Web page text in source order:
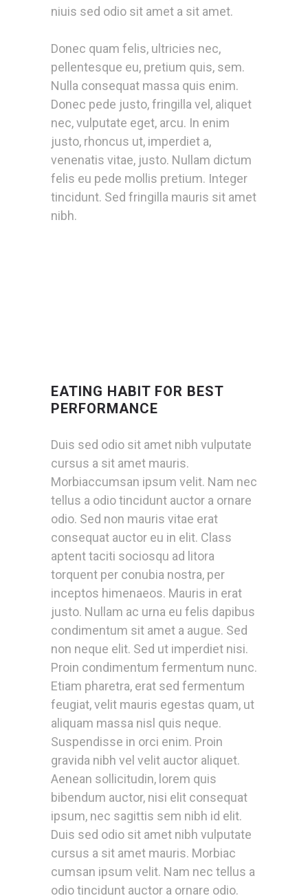
niuis sed odio sit amet a sit amet.
Donec quam felis, ultricies nec,
pellentesque eu, pretium quis, sem.
Nulla consequat massa quis enim.
Donec pede justo, fringilla vel, aliquet
nec, vulputate eget, arcu. In enim
justo, rhoncus ut, imperdiet a,
venenatis vitae, justo. Nullam dictum
felis eu pede mollis pretium. Integer
tincidunt. Sed fringilla mauris sit amet
nibh.
EATING HABIT FOR BEST
PERFORMANCE
Duis sed odio sit amet nibh vulputate
cursus a sit amet mauris.
Morbiaccumsan ipsum velit. Nam nec
tellus a odio tincidunt auctor a ornare
odio. Sed non mauris vitae erat
consequat auctor eu in elit. Class
aptent taciti sociosqu ad litora
torquent per conubia nostra, per
inceptos himenaeos. Mauris in erat
justo. Nullam ac urna eu felis dapibus
condimentum sit amet a augue. Sed
non neque elit. Sed ut imperdiet nisi.
Proin condimentum fermentum nunc.
Etiam pharetra, erat sed fermentum
feugiat, velit mauris egestas quam, ut
aliquam massa nisl quis neque.
Suspendisse in orci enim. Proin
gravida nibh vel velit auctor aliquet.
Aenean sollicitudin, lorem quis
bibendum auctor, nisi elit consequat
ipsum, nec sagittis sem nibh id elit.
Duis sed odio sit amet nibh vulputate
cursus a sit amet mauris. Morbiac
cumsan ipsum velit. Nam nec tellus a
odio tincidunt auctor a ornare odio.